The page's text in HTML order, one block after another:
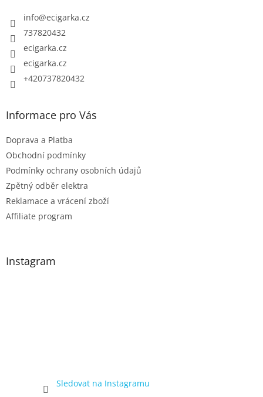
info@ecigarka.cz
737820432
ecigarka.cz
ecigarka.cz
+420737820432
Informace pro Vás
Doprava a Platba
Obchodní podmínky
Podmínky ochrany osobních údajů
Zpětný odběr elektra
Reklamace a vrácení zboží
Affiliate program
Instagram
Sledovat na Instagramu